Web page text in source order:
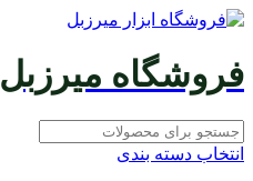
فروشگاه میرزبل
انتخاب دسته بندی